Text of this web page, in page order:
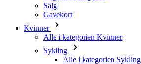
Salg
Gavekort
Kvinner
Alle i kategorien Kvinner
Sykling
Alle i kategorien Sykling